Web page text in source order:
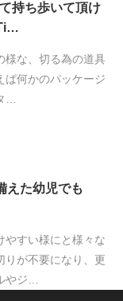
持ち歩いて頂け
様な、切る為の道具
ば何かのパッケージ
…
えた幼児でも
すい様にと様々な
りが不要になり、更
やジ…